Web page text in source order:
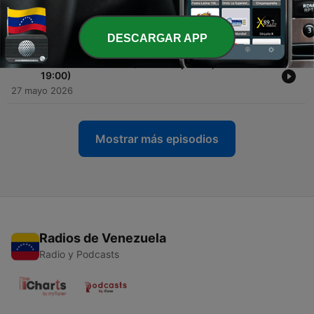
206 - Ki merem mondani (2026. június 03., szerda
19:00)
03 jun. 2026
205 - Ki merem mondani (2026. május 27., szerda
19:00)
27 mayo 2026
Mostrar más episodios
Radios de Venezuela
Radio y Podcasts
DESCARGAR APP